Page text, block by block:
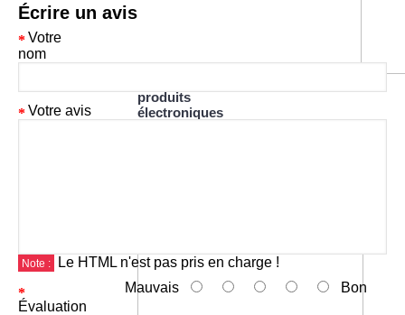
produits
électroniques
Écrire un avis
Votre
nom
Votre avis
Note : Le HTML n'est pas pris en charge !
Évaluation
Mauvais Bon